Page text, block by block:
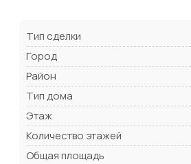
Тип сделки
Город
Район
Тип дома
Этаж
Количество этажей
Общая площадь